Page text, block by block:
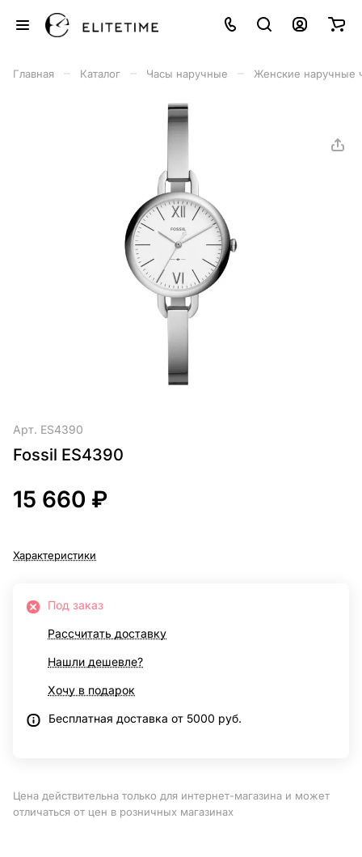
Главная Каталог Часы наручные Женские наручные
Арт. ES4390
Fossil ES4390
15 660 ₽
Характеристики
Под заказ
Рассчитать доставку
Нашли дешевле?
Хочу в подарок
Бесплатная доставка от 5000 руб.
Цена действительна только для интернет-магазина и может
отличаться от цен в розничных магазинах